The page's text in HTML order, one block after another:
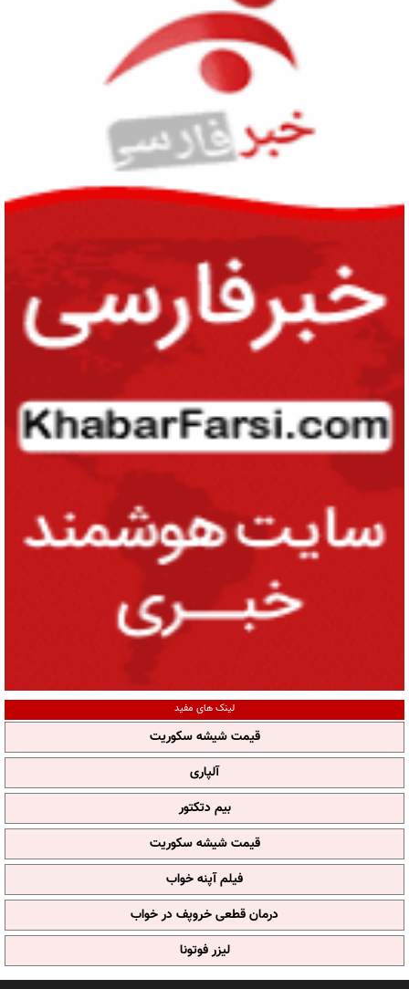
لینک های مفید
قیمت شیشه سکوریت
آلپاری
بیم دتکتور
قیمت شیشه سکوریت
فیلم آپنه خواب
درمان قطعی خروپف در خواب
لیزر فوتونا